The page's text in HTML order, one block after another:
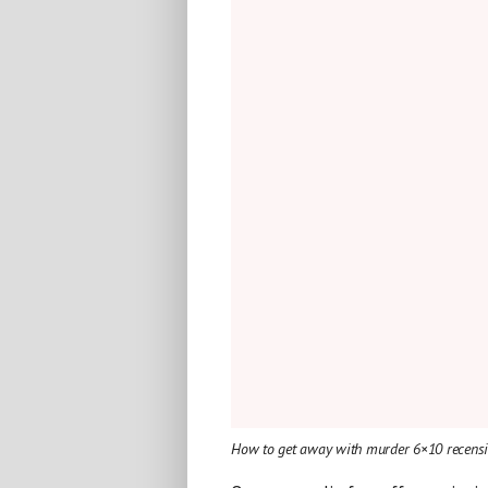
How to get away with murder 6×10